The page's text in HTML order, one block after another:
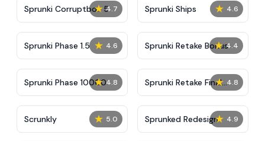
★ 4.7
Sprunki Corruptbox 5 ★ 4.6
Sprunki Ships
★ 4.6
Sprunki Phase 1.5 ★ 4.4
Sprunki Retake Bonus
★ 4.8
Sprunki Phase 10000 ★ 4.8
Sprunki Retake Final
Update
★ 5.0
Scrunkly ★ 4.9
Sprunked Redesign